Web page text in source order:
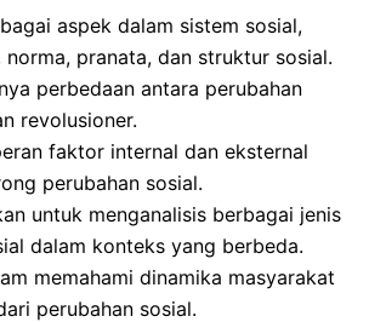
aspek dalam sistem sosial,
norma, pranata, dan struktur sosial.
perbedaan antara perubahan
revolusioner.
faktor internal dan eksternal
perubahan sosial.
untuk menganalisis berbagai jenis
dalam konteks yang berbeda.
memahami dinamika masyarakat
perubahan sosial.